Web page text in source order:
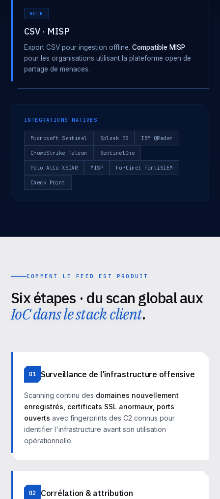
BULK
CSV · MISP
Export CSV pour ingestion offline. Compatible MISP
pour les organisations utilisant la plateforme open de
partage de menaces.
INTÉGRATIONS NATIVES
Microsoft Sentinel Splunk ES IBM QRadar
CrowdStrike Falcon SentinelOne
Palo Alto XSOAR MISP Fortinet FortiSIEM
Check Point
COMMENT LE FEED EST PRODUIT
Six étapes · du scan global aux
IoC dans le stack client.
01 Surveillance de l'infrastructure offensive
Scanning continu des domaines nouvellement
enregistrés, certificats SSL anormaux, ports
ouverts avec fingerprints des C2 connus pour
identifier l'infrastructure avant son utilisation
opérationnelle.
02 Corrélation & attribution